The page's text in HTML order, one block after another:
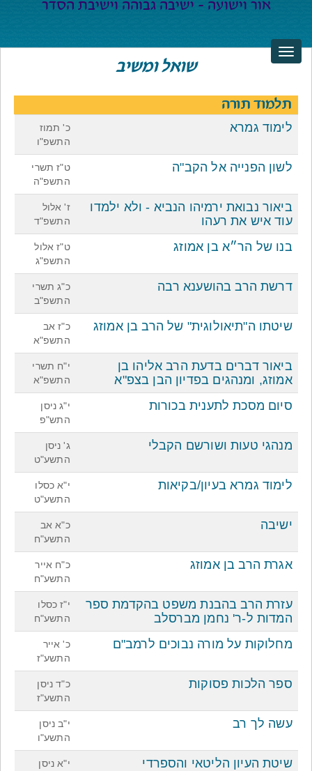
שואל ומשיב
תלמוד תורה
לימוד גמרא
כ' תמוז
התשפ"ו
לשון הפנייה אל הקב"ה
ט"ז תשרי
התשפ"ה
ביאור נבואת ירמיהו הנביא - ולא ילמדו
עוד איש את רעהו
ז' אלול
התשפ"ד
בנו של הר״א בן אמוזג
ט"ז אלול
התשפ"ג
דרשת הרב בהושענא רבה
כ"ג תשרי
התשפ"ב
שיטתו ה"תיאולוגית" של הרב בן אמוזג
כ"ז אב
התשפ"א
ביאור דברים בדעת הרב אליהו בן
אמוזג, ומנהגים בפדיון הבן בצפ"א
י"ח תשרי
התשפ"א
סיום מסכת לתענית בכורות
י"ג ניסן
התש"פ
מנהגי טעות ושורשם הקבלי
ג' ניסן
התשע"ט
לימוד גמרא בעיון/בקיאות
י"א כסלו
התשע"ט
ישיבה
כ"א אב
התשע"ח
אגרת הרב בן אמוזג
כ"ח אייר
התשע"ח
עזרת הרב בהבנת משפט בהקדמת ספר
המדות ל-ר' נחמן מברסלב
י"ז כסלו
התשע"ח
מחלוקות על מורה נבוכים לרמב"ם
כ' אייר
התשע"ז
ספר הלכות פסוקות
כ"ד ניסן
התשע"ז
עשה לך רב
י"ב ניסן
התשע"ו
שיטת העיון הליטאי והספרדי
י"א ניסן